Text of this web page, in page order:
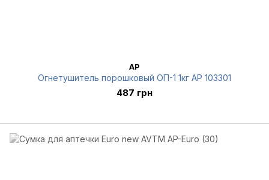
AP
Огнетушитель порошковый ОП-1 1кг AP 103301
487 грн